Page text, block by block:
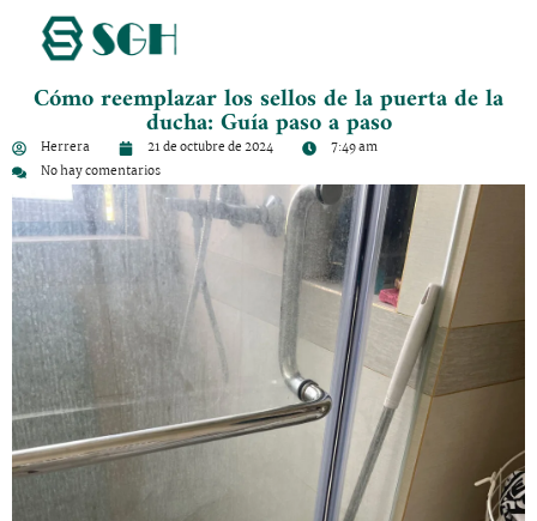
Cómo reemplazar los sellos de la puerta de la
ducha: Guía paso a paso
Herrera 21 de octubre de 2024
7:49 am
No hay comentarios